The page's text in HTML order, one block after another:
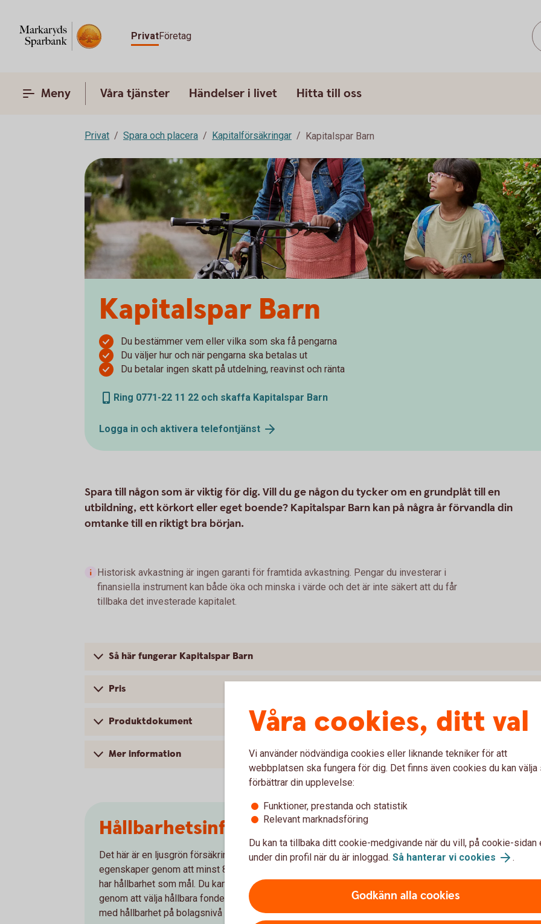
PrivatFöretag
Meny Våra tjänster Händelser i livet Hitta till oss
Privat Spara och placera Kapitalförsäkringar Kapitalspar Barn
Kapitalspar Barn
Du bestämmer vem eller vilka som ska få pengarna
Du väljer hur och när pengarna ska betalas ut
Du betalar ingen skatt på utdelning, reavinst och ränta
Ring 0771-22 11 22 och skaffa Kapitalspar Barn
Logga in och aktivera telefontjänst
Spara till någon som är viktig för dig. Vill du ge någon du tycker om en grundplåt till en
utbildning, ett körkort eller eget boende? Kapitalspar Barn kan på några år förvandla din
omtanke till en riktigt bra början.
Historisk avkastning är ingen garanti för framtida avkastning. Pengar du investerar i
finansiella instrument kan både öka och minska i värde och det är inte säkert att du får
tillbaka det investerade kapitalet.
Så här fungerar Kapitalspar Barn
Pris
Produktdokument
Mer information
Hållbarhetsinformation
Det här är en ljusgrön försäkringsprodukt som främjar miljörelaterade eller sociala
egenskaper genom att minst 80 % av fonderna beaktar någon av dessa egenskaper eller
har hållbarhet som mål. Du kan själv påverka graden av hållbarhet i dina investeringar
genom att välja hållbara fonder. Läs mer om det och hur Swedbank Försäkring arbetar
med hållbarhet på bolagsnivå samt i sina kapital- och pensionsförsäkringar nedan.
Våra cookies, ditt val
Vi använder nödvändiga cookies eller liknande tekniker för att
webbplatsen ska fungera för dig. Det finns även cookies du kan välja
förbättrar din upplevelse:
Funktioner, prestanda och statistik
Relevant marknadsföring
Du kan ta tillbaka ditt cookie-medgivande när du vill, på cookie-sidan
under din profil när du är inloggad. Så hanterar vi cookies .
Godkänn alla cookies